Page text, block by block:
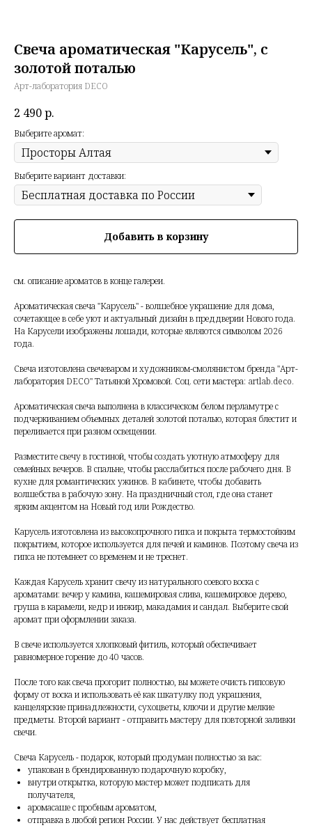
Свеча ароматическая "Карусель", с
золотой поталью
Арт-лаборатория DECO
2 490р.
Выберите аромат:
Выберите вариант доставки:
Добавить в корзину
см. описание ароматов в конце галереи.
Ароматическая свеча "Карусель" - волшебное украшение для дома,
сочетающее в себе уют и актуальный дизайн в преддверии Нового года.
На Карусели изображены лошади, которые являются символом 2026
года.
Свеча изготовлена свечеваром и художником-смолянистом бренда "Арт-
лаборатория DECO" Татьяной Хромовой. Соц. сети мастера: artlab.deco.
Ароматическая свеча выполнена в классическом белом перламутре с
подчеркиванием объемных деталей золотой поталью, которая блестит и
переливается при разном освещении.
Разместите свечу в гостиной, чтобы создать уютную атмосферу для
семейных вечеров. В спальне, чтобы расслабиться после рабочего дня. В
кухне для романтических ужинов. В кабинете, чтобы добавить
волшебства в рабочую зону. На праздничный стол, где она станет
ярким акцентом на Новый год или Рождество.
Карусель изготовлена из высокопрочного гипса и покрыта термостойким
покрытием, которое используется для печей и каминов. Поэтому свеча из
гипса не потемнеет со временем и не треснет.
Каждая Карусель хранит свечу из натурального соевого воска с
ароматами: вечер у камина, кашемировая слива, кашемировое дерево,
груша в карамели, кедр и инжир, макадамия и сандал. Выберите свой
аромат при оформлении заказа.
В свече используется хлопковый фитиль, который обеспечивает
равномерное горение до 40 часов.
После того как свеча прогорит полностью, вы можете очисть гипсовую
форму от воска и использовать её как шкатулку под украшения,
канцелярские принадлежности, сухоцветы, ключи и другие мелкие
предметы. Второй вариант - отправить мастеру для повторной заливки
свечи.
Свеча Карусель - подарок, который продуман полностью за вас:
упакован в брендированную подарочную коробку,
внутри открытка, которую мастер может подписать для
получателя,
аромасаше с пробным ароматом,
отправка в любой регион России. У нас действует бесплатная